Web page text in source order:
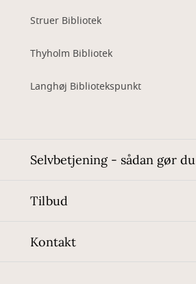
Struer Bibliotek
Thyholm Bibliotek
Langhøj Bibliotekspunkt
Selvbetjening - sådan gør du
Tilbud
Kontakt